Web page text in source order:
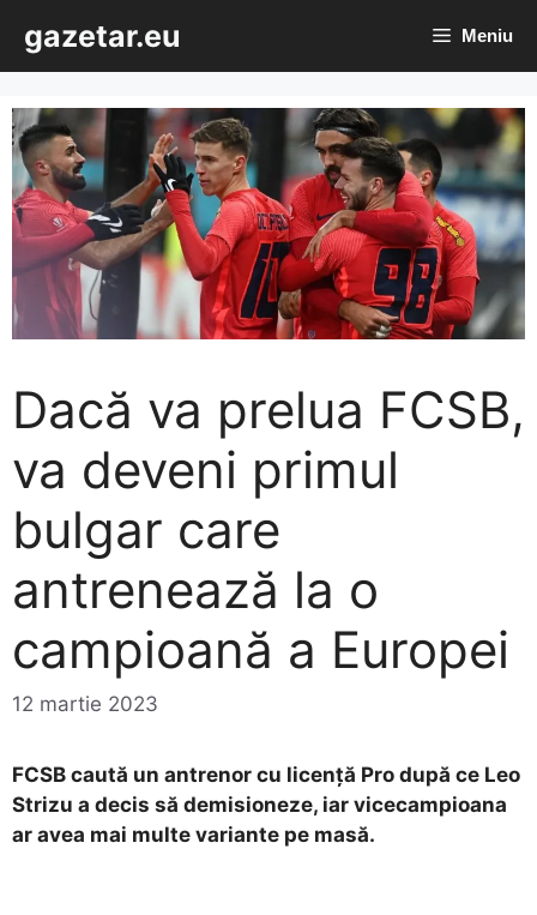
conținut
gazetar.eu Meniu
Dacă va prelua FCSB,
va deveni primul
bulgar care
antrenează la o
campioană a Europei
12 martie 2023
FCSB caută un antrenor cu licență Pro după ce Leo
Strizu a decis să demisioneze, iar vicecampioana
ar avea mai multe variante pe masă.